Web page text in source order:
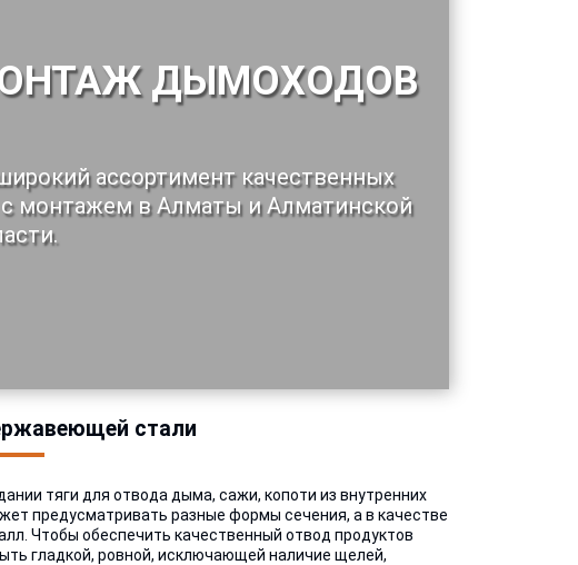
ДЫМОХОДОВ
ассортимент качественных
монтажем в Алматы и Алматинской
стали
тяги для отвода дыма, сажи, копоти из внутренних
предусматривать разные формы сечения, а в качестве
Чтобы обеспечить качественный отвод продуктов
гладкой, ровной, исключающей наличие щелей,